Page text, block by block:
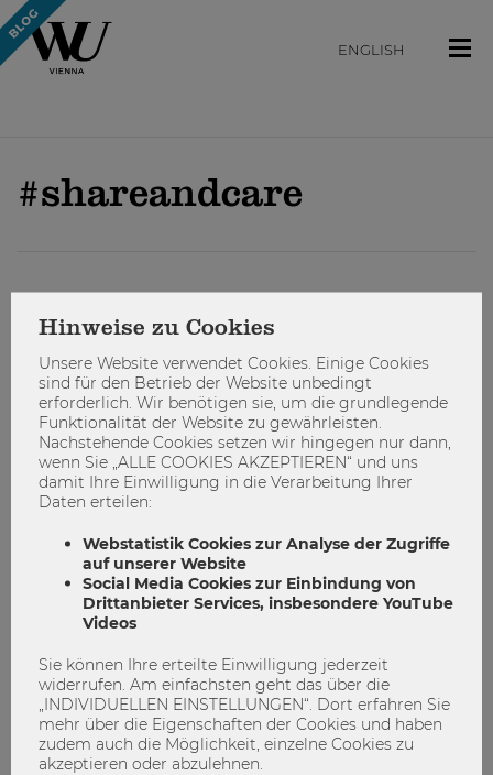
ENGLISH
#shareandcare
Neu an der WU: Der offene
Bücherschrank
offenerbücherschrank
shareandcare
Hinweise zu Cookies
Unsere Website verwendet Cookies. Einige Cookies
sind für den Betrieb der Website unbedingt
erforderlich. Wir benötigen sie, um die grundlegende
Funktionalität der Website zu gewährleisten.
Nachstehende Cookies setzen wir hingegen nur dann,
wenn Sie „ALLE COOKIES AKZEPTIEREN“ und uns
damit Ihre Einwilligung in die Verarbeitung Ihrer
Daten erteilen:
Webstatistik Cookies zur Analyse der Zugriffe
auf unserer Website
Social Media Cookies zur Einbindung von
Drittanbieter Services, insbesondere YouTube
Videos
Sie können Ihre erteilte Einwilligung jederzeit
widerrufen. Am einfachsten geht das über die
„INDIVIDUELLEN EINSTELLUNGEN“. Dort erfahren Sie
mehr über die Eigenschaften der Cookies und haben
zudem auch die Möglichkeit, einzelne Cookies zu
akzeptieren oder abzulehnen.